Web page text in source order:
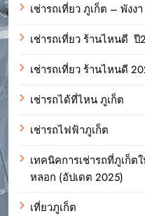
เช่ารถเที่ยว ภูเก็ต – พังง
เช่ารถเที่ยว ร้านไหนดี ปี
เช่ารถเที่ยว ร้านไหนดี
เช่ารถได้ที่ไหน ภูเก็ต
เช่ารถไฟฟ้าภูเก็ต
เทคนิคการเช่ารถที่ภูเก็
หลอก (อัปเดต 2025)
เที่ยวภูเก็ต